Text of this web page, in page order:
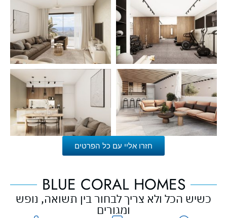
חזרו אליי עם כל הפרטים
BLUE CORAL HOMES
כשיש הכל ולא צריך לבחור בין תשואה, נופש
ומגורים